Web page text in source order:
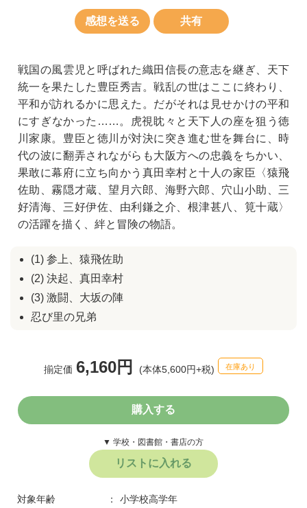
感想を送る 共有
戦国の風雲児と呼ばれた織田信長の意志を継ぎ、天下
統一を果たした豊臣秀吉。戦乱の世はここに終わり、
平和が訪れるかに思えた。だがそれは見せかけの平和
にすぎなかった……。虎視眈々と天下人の座を狙う徳
川家康。豊臣と徳川が対決に突き進む世を舞台に、時
代の波に翻弄されながらも大阪方への忠義をちかい、
果敢に幕府に立ち向かう真田幸村と十人の家臣〈猿飛
佐助、霧隠才蔵、望月六郎、海野六郎、穴山小助、三
好清海、三好伊佐、由利鎌之介、根津甚八、筧十蔵〉
の活躍を描く、絆と冒険の物語。
(1) 参上、猿飛佐助
(2) 決起、真田幸村
(3) 激闘、大坂の陣
忍び里の兄弟
揃定価 6,160円 (本体5,600円+税) 在庫あり
購入する
▼ 学校・図書館・書店の方
リストに入れる
対象年齢
小学校高学年